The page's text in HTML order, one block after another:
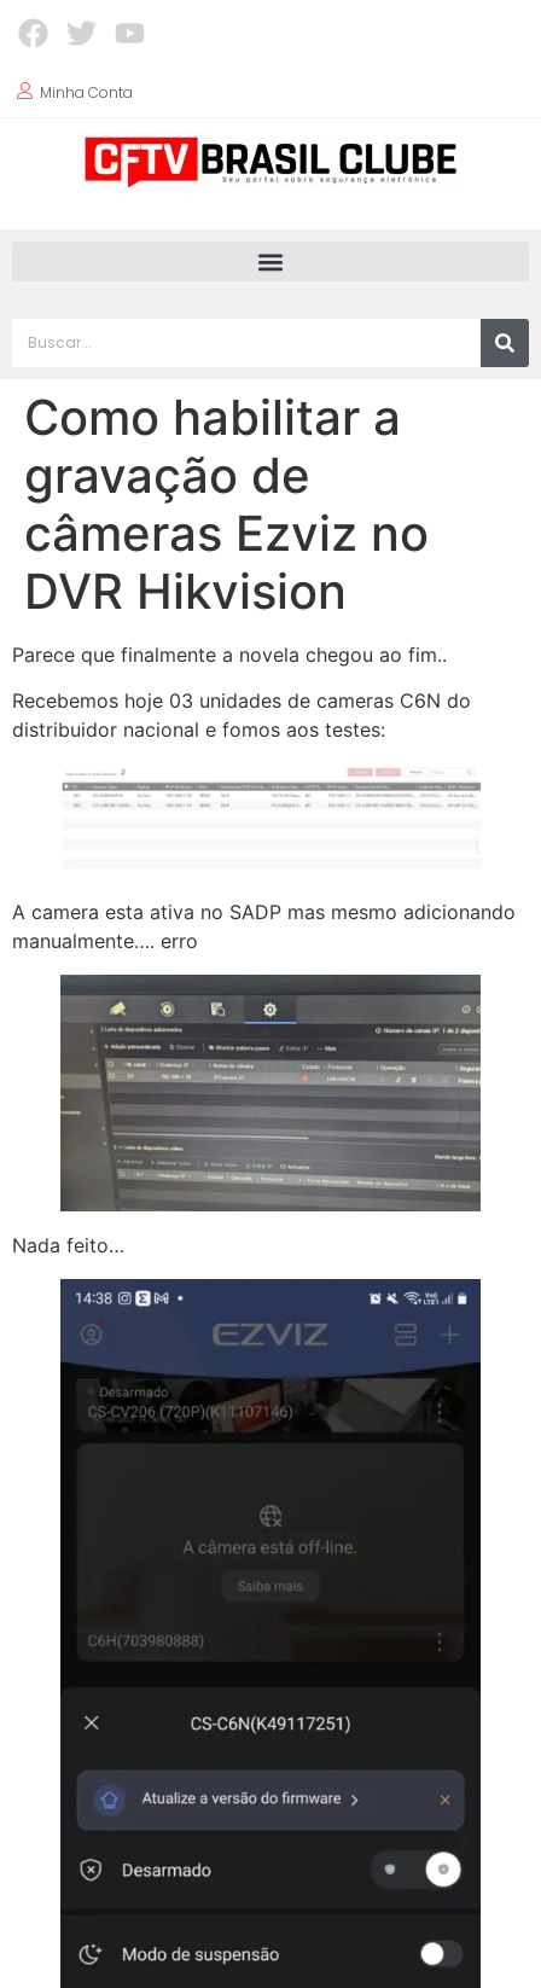
Minha Conta
Como habilitar a
gravação de
câmeras Ezviz no
DVR Hikvision
Parece que finalmente a novela chegou ao fim..
Recebemos hoje 03 unidades de cameras C6N do
distribuidor nacional e fomos aos testes:
A camera esta ativa no SADP mas mesmo adicionando
manualmente…. erro
Nada feito…